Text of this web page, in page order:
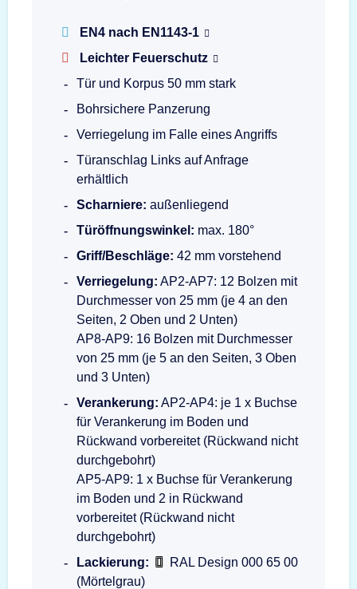
EN4 nach EN1143-1
Leichter Feuerschutz
Tür und Korpus 50 mm stark
Bohrsichere Panzerung
Verriegelung im Falle eines Angriffs
Türanschlag Links auf Anfrage
erhältlich
Scharniere: außenliegend
Türöffnungswinkel: max. 180°
Griff/Beschläge: 42 mm vorstehend
Verriegelung: AP2-AP7: 12 Bolzen mit
Durchmesser von 25 mm (je 4 an den
Seiten, 2 Oben und 2 Unten)
AP8-AP9: 16 Bolzen mit Durchmesser
von 25 mm (je 5 an den Seiten, 3 Oben
und 3 Unten)
Verankerung: AP2-AP4: je 1 x Buchse
für Verankerung im Boden und
Rückwand vorbereitet (Rückwand nicht
durchgebohrt)
AP5-AP9: 1 x Buchse für Verankerung
im Boden und 2 in Rückwand
vorbereitet (Rückwand nicht
durchgebohrt)
Lackierung:
RAL Design 000 65 00
(Mörtelgrau)